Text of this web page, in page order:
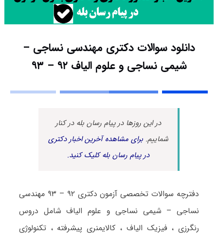
دانلود سوالات دکتری مهندسی نساجی –
شیمی نساجی و علوم الیاف ۹۲ – ۹۳
در این روزها در پیام رسان بله در کنار
شماییم.برای مشاهده آخرین اخبار دکتری
در پیام رسان بله کلیک کنید.
دفترچه سوالات تخصصی آزمون دکتری ۹۲ – ۹۳ مهندسی
نساجی – شیمی نساجی و علوم الیاف شامل دروس
رنگرزی ، فیزیک الیاف ، کالایمنری پیشرفته ، تکنولوژی